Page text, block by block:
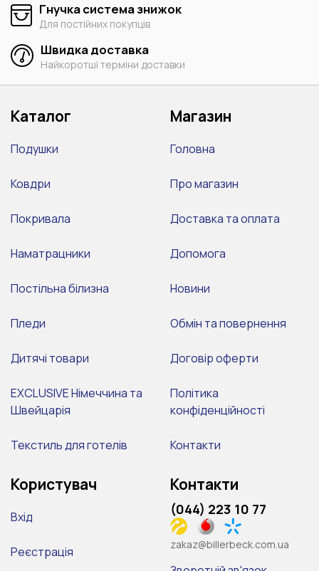
Гнучка система знижок
Для постійних покупців
Швидка доставка
Найкоротші терміни доставки
Каталог
Подушки
Ковдри
Покривала
Наматрацники
Постільна білизна
Пледи
Дитячі товари
EXCLUSIVE Німеччина та
Швейцарія
Текстиль для готелів
Магазин
Головна
Про магазин
Доставка та оплата
Допомога
Новини
Обмін та повернення
Договір оферти
Політика
конфіденційності
Контакти
Користувач
Вхід
Реєстрація
Контакти
(044) 223 10 77
zakaz@billerbeck.com.ua